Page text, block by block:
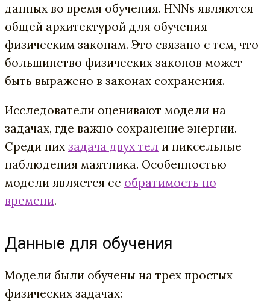
данных во время обучения. HNNs являются
общей архитектурой для обучения
физическим законам. Это связано с тем, что
большинство физических законов может
быть выражено в законах сохранения.
Исследователи оценивают модели на
задачах, где важно сохранение энергии.
Среди них задача двух тел и пиксельные
наблюдения маятника. Особенностью
модели является ее обратимость по
времени.
Данные для обучения
Модели были обучены на трех простых
физических задачах: